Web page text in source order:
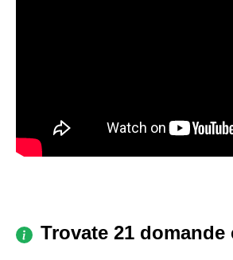
Trovate 21 domande